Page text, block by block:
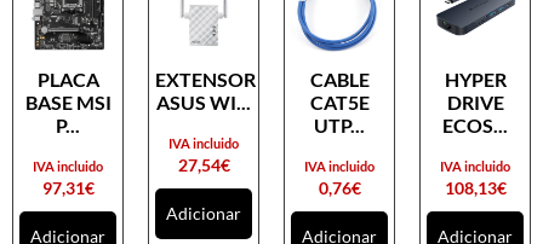
Cabos e adaptadores
Armários rack
Caixas de PC
Coolers
Docking Station
PLACA
BASE MSI
P...
97,31€
IVA incluido
Adicionar
EXTENSOR
ASUS WI...
27,54€
IVA incluido
Adicionar
CABLE
CAT5E
UTP...
0,76€
IVA incluido
Adicionar
HYPER
DRIVE
ECOS...
108,13€
IVA incluido
Adicionar